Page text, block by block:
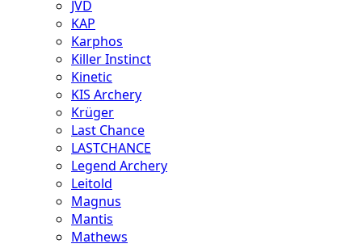
JVD
KAP
Karphos
Killer Instinct
Kinetic
KIS Archery
Krüger
Last Chance
LASTCHANCE
Legend Archery
Leitold
Magnus
Mantis
Mathews